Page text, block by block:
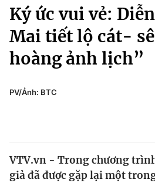
Chuyên mục
Chính trị
Xã hội
Pháp luật
Thế giới
Kinh tế
Thể thao
Truyền hình
Văn hóa - Giải trí
Y tế
Ký ức vui vẻ:
Mai tiết lộ cát-
hoàng ảnh lịch”
PV/Ảnh: BTC
VTV.vn - Trong chương
giả đã được gặp lại một